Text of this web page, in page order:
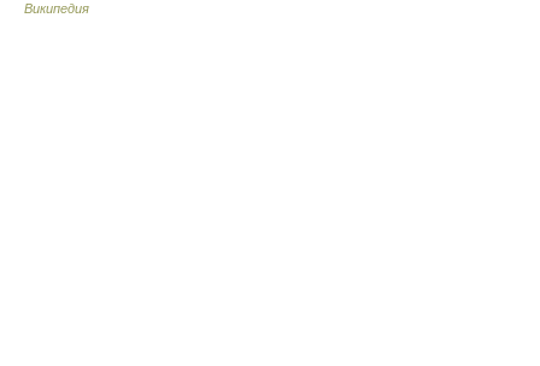
Википедия